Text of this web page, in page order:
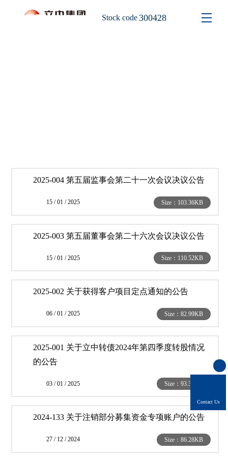
Stock code 300428
2025-004 第五届监事会第二十一次会议决议公告
15 / 01 / 2025 Size：103.36KB
2025-003 第五届董事会第二十六次会议决议公告
15 / 01 / 2025 Size：110.52KB
2025-002 关于获得客户项目定点通知的公告
06 / 01 / 2025 Size：82.99KB
2025-001 关于立中转债2024年第四季度转股情况
的公告
03 / 01 / 2025 Size：93.36KB
2024-133 关于注销部分募集资金专项账户的公告
27 / 12 / 2024 Size：86.28KB
Contact Us